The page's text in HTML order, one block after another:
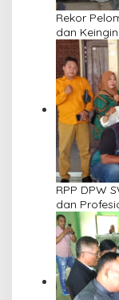
Rekor
dan
RPP DPW
dan